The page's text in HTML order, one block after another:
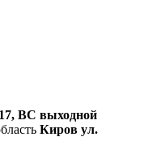
, ВС выходной
Киров ул.